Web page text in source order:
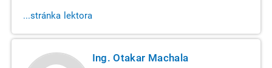
...stránka lektora
Ing. Otakar Machala